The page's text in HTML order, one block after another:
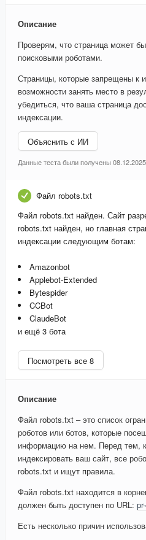
Описание
Проверям, что страница может
поисковыми роботами.
Страницы, которые запрещены к
возможности занять место в
убедиться, что ваша страница
индексации.
Объяснить с ИИ
Данные теста были получены
Файл robots.txt
Файл robots.txt найден. Сайт
robots.txt найден, но главная
индексации следующим ботам:
Amazonbot
Applebot-Extended
Bytespider
CCBot
ClaudeBot
и ещё 3 бота
Посмотреть все 8
Описание
Файл robots.txt – это список
роботов или ботов, которые
информацию на нем. Перед тем,
индексировать ваш сайт, все
robots.txt и ищут правила.
Файл robots.txt находится в
должен быть доступен по URL:
Есть несколько причин